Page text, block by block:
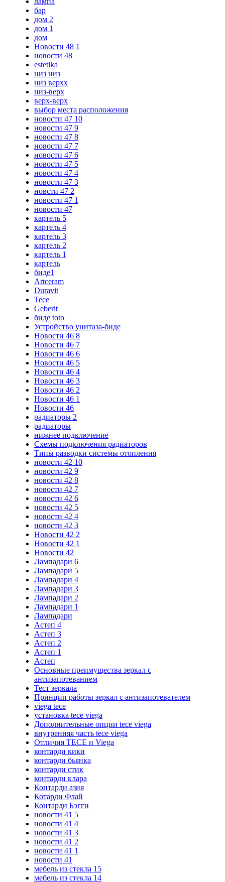
бар
дом 2
дом 1
дом
Новости 48 1
новости 48
estetika
низ низ
низ верхх
низ-верх
верх-верх
выбор места расположения
новости 47 10
новости 47 9
новости 47 8
новости 47 7
новости 47 6
новости 47 5
новости 47 4
новости 47 3
новсти 47 2
новости 47 1
новости 47
картель 5
картель 4
картель 3
картель 2
картель 1
картель
биде1
Artceram
Duravit
Tece
Geberit
биде toto
Устройство унитаза-биде
Новости 46 8
Новости 46 7
Новости 46 6
Новости 46 5
Новости 46 4
Новости 46 3
Новости 46 2
Новости 46 1
Новости 46
радиаторы 2
радиаторы
нижнее подключение
Схемы подключения радиаторов
Типы разводки системы отопления
новости 42 10
новости 42 9
новости 42 8
новости 42 7
новости 42 6
новости 42 5
новости 42 4
новости 42 3
Новости 42 2
Новости 42 1
Новости 42
Лампадари 6
Лампадари 5
Лампадари 4
Лампадари 3
Лампадари 2
Лампадари 1
Лампадари
Астеп 4
Астеп 3
Астеп 2
Астеп 1
Астеп
Основные преимущества зеркал с
антизапотеванием
Тест зеркала
Принцип работы зеркал с антизапотевателем
viega tece
установка tece viega
Дополнительные опции tece viega
внутренняя часть tece viega
Отличия TECE и Viega
контарди кики
контарди бьянка
контарди стик
контарди клара
Контарди азия
Котарди Флай
Контарди Бэгги
новости 41 5
новости 41 4
новости 41 3
новости 41 2
новости 41 1
новости 41
мебель из стекла 15
мебель из стекла 14